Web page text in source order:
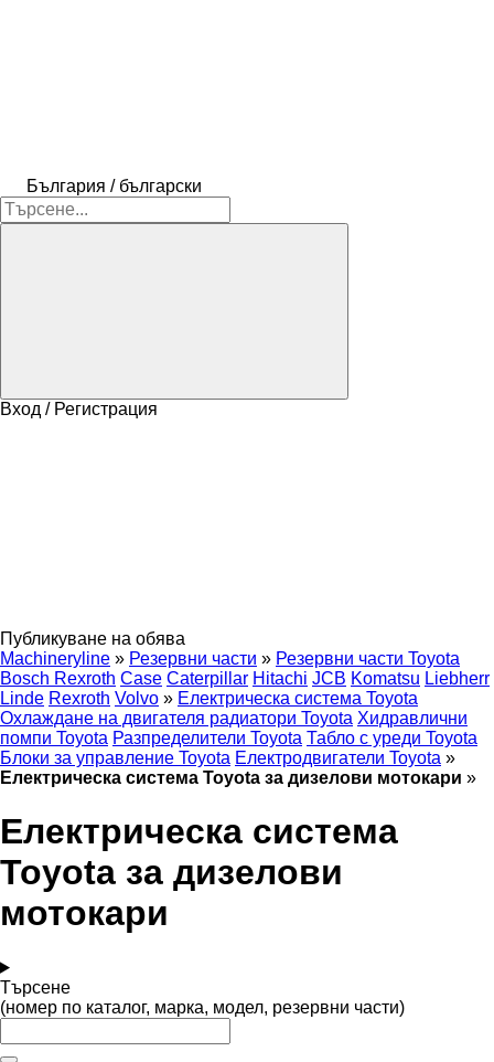
България / български
Вход / Регистрация
Публикуване на обява
Machineryline » Резервни части » Резервни части Toyota
Bosch Rexroth Case Caterpillar Hitachi JCB Komatsu Liebherr
Linde Rexroth Volvo » Електрическа система Toyota
Охлаждане на двигателя радиатори Toyota Хидравлични
помпи Toyota Разпределители Toyota Табло с уреди Toyota
Блоки за управление Toyota Електродвигатели Toyota »
Електрическа система Toyota за дизелови мотокари »
Електрическа система
Toyota за дизелови
мотокари
Търсене
(номер по каталог, марка, модел, резервни части)